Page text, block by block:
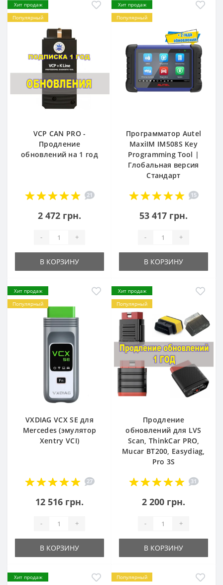
Хит продаж
Популярный
VCP CAN PRO -
Продление
обновлений на 1 год
21
2 472 грн.
- +
В КОРЗИНУ
Хит продаж
Популярный
Программатор Autel
MaxiIM IM508S Key
Programming Tool |
Глобальная версия
Стандарт
15
53 417 грн.
- +
В КОРЗИНУ
Хит продаж
Популярный
VXDIAG VCX SE для
Mercedes (эмулятор
Xentry VCI)
27
12 516 грн.
- +
В КОРЗИНУ
Хит продаж
Популярный
Продление
обновлений для LVS
Scan, ThinkCar PRO,
Mucar BT200, Easydiag,
Pro 3S
31
2 200 грн.
- +
В КОРЗИНУ
Хит продаж
Популярный